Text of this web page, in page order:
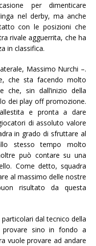
per dimenticare
nel derby, ma anche
con le posizioni che
rivale agguerrita, che ha
in classifica.
Massimo Nurchi –.
che sta facendo molto
che, sin dall’inizio della
dei play off promozione.
e pronta a dare
di assoluto valore
in grado di sfruttare al
stesso tempo molto
può contare su una
Come detto, squadra
al massimo delle nostre
risultato da questa
dal tecnico della
provare sino in fondo a
vuole provare ad andare